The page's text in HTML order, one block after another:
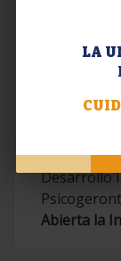
LA
Desarrollo
Abierta la